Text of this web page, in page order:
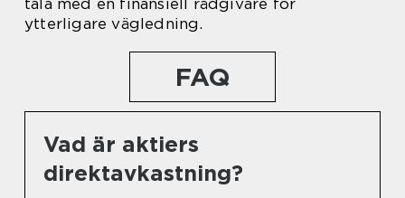
tala med en finansiell rådgivare för
ytterligare vägledning.
FAQ
Vad är aktiers
direktavkastning?